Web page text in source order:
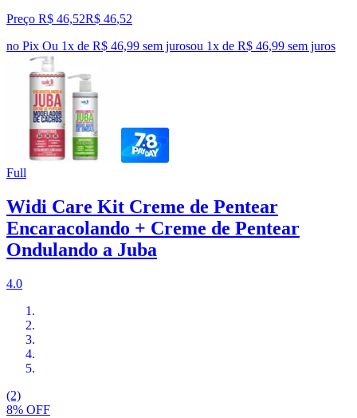
Preço R$ 46,52R$ 46,52
no Pix Ou 1x de R$ 46,99 sem jurosou 1x de R$ 46,99 sem juros
Full
Widi Care Kit Creme de Pentear
Encaracolando + Creme de Pentear
Ondulando a Juba
4.0
(2)
8% OFF